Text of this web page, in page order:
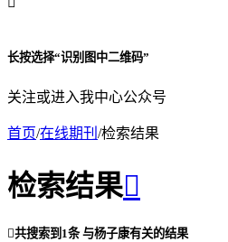
长按选择“识别图中二维码”
关注或进入我中心公众号
首页/在线期刊 /检索结果
检索结果
共搜索到 1条与杨子康有关的结果